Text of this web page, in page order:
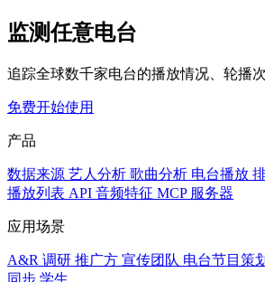
监测任意电台
追踪全球数千家电台的播放情况、轮播
免费开始使用
产品
数据来源 艺人分析 歌曲分析 电台播放
播放列表 API 音频特征 MCP 服务器
应用场景
A&R 调研 推广方 宣传团队 电台节目策划
同步 学生